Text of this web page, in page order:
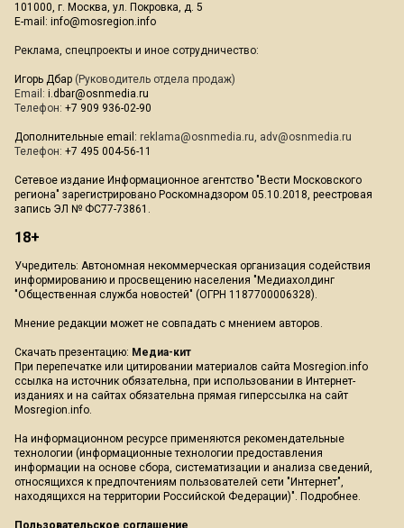
101000, г. Москва, ул. Покровка, д. 5
E-mail: info@mosregion.info
Реклама, спецпроекты и иное сотрудничество:
Игорь Дбар (Руководитель отдела продаж)
Email: i.dbar@osnmedia.ru
Телефон: +7 909 936-02-90
Дополнительные email: reklama@osnmedia.ru, adv@osnmedia.ru
Телефон: +7 495 004-56-11
Сетевое издание Информационное агентство "Вести Московского
региона" зарегистрировано Роскомнадзором 05.10.2018, реестровая
запись ЭЛ № ФС77-73861.
18+
Учредитель: Автономная некоммерческая организация содействия
информированию и просвещению населения "Медиахолдинг
"Общественная служба новостей" (ОГРН 1187700006328).
Мнение редакции может не совпадать с мнением авторов.
Скачать презентацию: Медиа-кит
При перепечатке или цитировании материалов сайта Mosregion.info
ссылка на источник обязательна, при использовании в Интернет-
изданиях и на сайтах обязательна прямая гиперссылка на сайт
Mosregion.info.
На информационном ресурсе применяются рекомендательные
технологии (информационные технологии предоставления
информации на основе сбора, систематизации и анализа сведений,
относящихся к предпочтениям пользователей сети "Интернет",
находящихся на территории Российской Федерации)". Подробнее.
Пользовательское соглашение